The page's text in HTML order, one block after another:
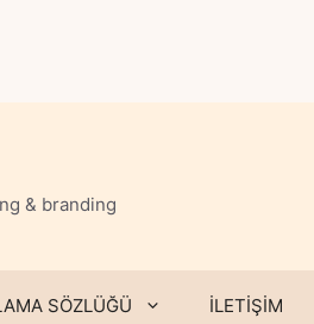
& branding
SÖZLÜĞÜ İLETİŞİM